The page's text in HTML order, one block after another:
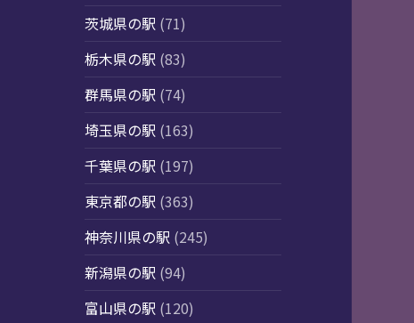
茨城県の駅 (71)
栃木県の駅 (83)
群馬県の駅 (74)
埼玉県の駅 (163)
千葉県の駅 (197)
東京都の駅 (363)
神奈川県の駅 (245)
新潟県の駅 (94)
富山県の駅 (120)